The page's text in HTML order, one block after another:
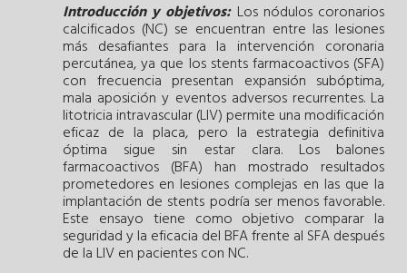
Introducción y objetivos:Los nódulos coronarios
calcificados (NC) se encuentran entre las lesiones
más desafiantes para la intervención coronaria
percutánea, ya que los stents farmacoactivos (SFA)
con frecuencia presentan expansión subóptima,
mala aposición y eventos adversos recurrentes. La
litotricia intravascular (LIV) permite una modificación
eficaz de la placa, pero la estrategia definitiva
óptima sigue sin estar clara. Los balones
farmacoactivos (BFA) han mostrado resultados
prometedores en lesiones complejas en las que la
implantación de stents podría ser menos favorable.
Este ensayo tiene como objetivo comparar la
seguridad y la eficacia del BFA frente al SFA después
de la LIV en pacientes con NC.